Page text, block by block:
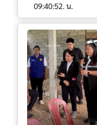
09:40:52. น.